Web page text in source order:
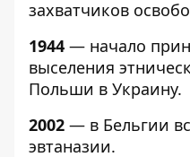
захватчиков
1944 — начало
выселения
Польши в Украину.
2002 — в Бельгии
эвтаназии.